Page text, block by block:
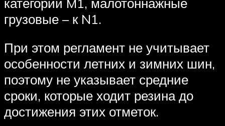
грузовые – к N1.
При этом регламент не учитывает
особенности летних и зимних шин,
поэтому не указывает средние
сроки, которые ходит резина до
достижения этих отметок.